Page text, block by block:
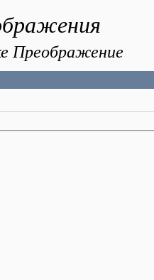
Преображение